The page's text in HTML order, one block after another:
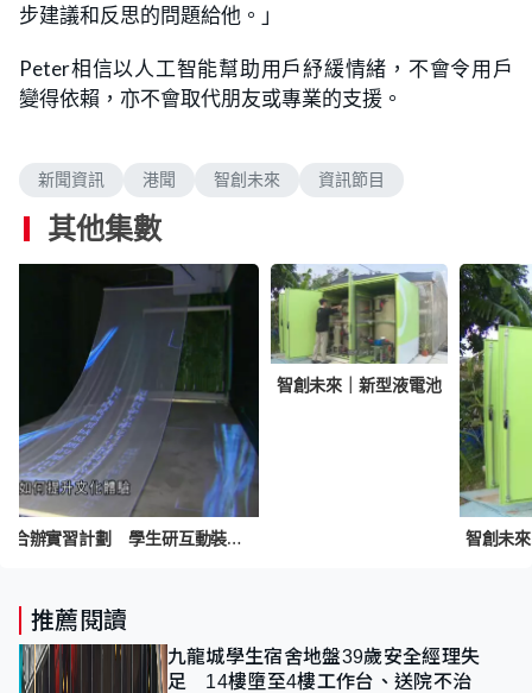
步建議和反思的問題給他。」
Peter相信以人工智能幫助用戶紓緩情緒，不會令用戶
變得依賴，亦不會取代朋友或專業的支援。
新聞資訊 港聞 智創未來 資訊節目
其他集數
智創未來｜教育局與數碼港合辦實習計劃 學生研互動裝置助文化保育
智創未來｜新型液電池
推薦閱讀
九龍城學生宿舍地盤39歲安全經理失
足 14樓墮至4樓工作台、送院不治